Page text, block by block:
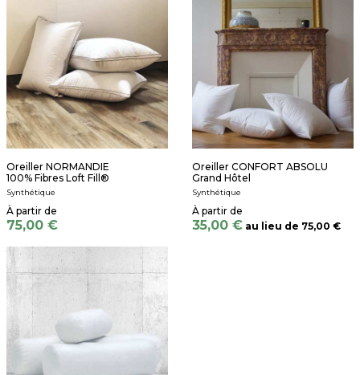
Oreiller NORMANDIE
100% Fibres Loft Fill®
Synthétique
75,00 €
Oreiller CONFORT ABSOLU
Grand Hôtel
Synthétique
35,00 € au lieu de 75,00 €